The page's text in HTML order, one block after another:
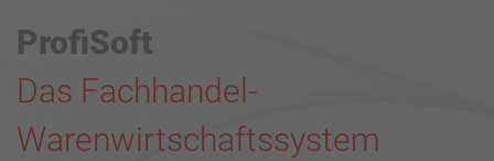
ProfiSoft
Das Fachhandel-
Warenwirtschaftssystem